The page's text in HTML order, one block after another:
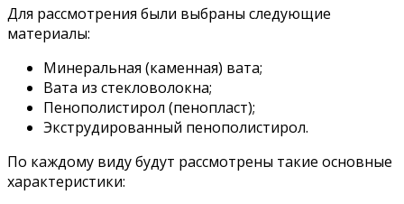
Для рассмотрения были выбраны следующие
материалы:
Минеральная (каменная) вата;
Вата из стекловолокна;
Пенополистирол (пенопласт);
Экструдированный пенополистирол.
По каждому виду будут рассмотрены такие основные
характеристики: